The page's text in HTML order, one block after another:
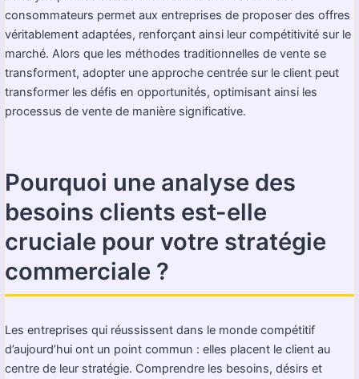
consommateurs permet aux entreprises de proposer des offres
véritablement adaptées, renforçant ainsi leur compétitivité sur le
marché. Alors que les méthodes traditionnelles de vente se
transforment, adopter une approche centrée sur le client peut
transformer les défis en opportunités, optimisant ainsi les
processus de vente de manière significative.
Pourquoi une analyse des
besoins clients est-elle
cruciale pour votre stratégie
commerciale ?
Les entreprises qui réussissent dans le monde compétitif
d’aujourd’hui ont un point commun : elles placent le client au
centre de leur stratégie. Comprendre les besoins, désirs et